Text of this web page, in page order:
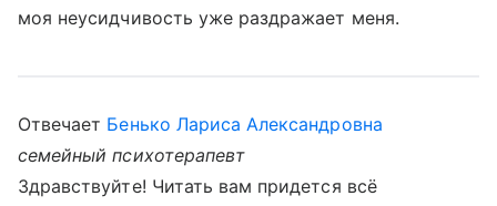
моя неусидчивость уже раздражает меня.
Отвечает Бенько Лариса Александровна
семейный психотерапевт
Здравствуйте! Читать вам придется всё